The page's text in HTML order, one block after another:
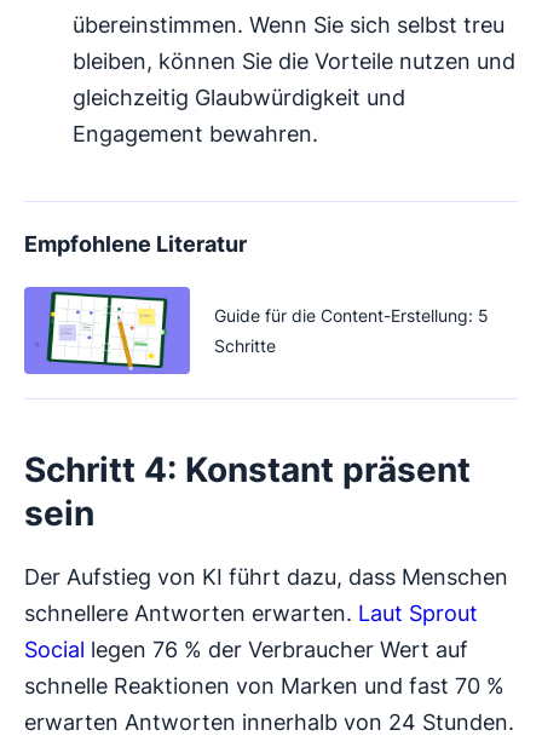
übereinstimmen. Wenn Sie sich selbst treu
bleiben, können Sie die Vorteile nutzen und
gleichzeitig Glaubwürdigkeit und
Engagement bewahren.
Empfohlene Literatur
Guide für die Content-Erstellung: 5
Schritte
Schritt 4: Konstant präsent
sein
Der Aufstieg von KI führt dazu, dass Menschen
schnellere Antworten erwarten. Laut Sprout
Social legen 76 % der Verbraucher Wert auf
schnelle Reaktionen von Marken und fast 70 %
erwarten Antworten innerhalb von 24 Stunden.